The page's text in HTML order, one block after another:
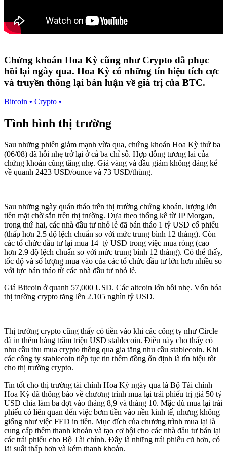
Chứng khoán Hoa Kỳ cũng như Crypto đã phục
hồi lại ngày qua. Hoa Kỳ có những tín hiệu tích cực
và truyền thông lại bàn luận về giá trị của BTC.
Bitcoin • Crypto •
Tình hình thị trường
Sau những phiên giảm mạnh vừa qua, chứng khoán Hoa Kỳ thứ ba
(06/08) đã hồi nhẹ trở lại ở cả ba chỉ số. Hợp đồng tương lai của
chứng khoán cũng tăng nhẹ. Giá vàng và dầu giảm không đáng kể
về quanh 2423 USD/ounce và 73 USD/thùng.
Sau những ngày quán tháo trên thị trường chứng khoán, lượng lớn
tiền mặt chờ sẵn trên thị trường. Dựa theo thống kê từ JP Morgan,
trong thứ hai, các nhà đầu tư nhỏ lẻ đã bán tháo 1 tỷ USD cổ phiếu
(thấp hơn 2.5 độ lệch chuẩn so với mức trung bình 12 tháng). Còn
các tổ chức đầu tư lại mua 14 tỷ USD trong việc mua ròng (cao
hơn 2.9 độ lệch chuẩn so với mức trung bình 12 tháng). Có thể thấy,
tốc độ và số lượng mua vào của các tổ chức đầu tư lớn hơn nhiều so
với lực bán tháo từ các nhà đầu tư nhỏ lẻ.
Giá Bitcoin ở quanh 57,000 USD. Các altcoin lớn hồi nhẹ. Vốn hóa
thị trường crypto tăng lên 2.105 nghìn tỷ USD.
Thị trường crypto cũng thấy có tiền vào khi các công ty như Circle
đã in thêm hàng trăm triệu USD stablecoin. Điều này cho thấy có
nhu cầu thu mua crypto thông qua gia tăng nhu cầu stablecoin. Khi
các công ty stablecoin tiếp tục tin thêm đồng ổn định là tín hiệu tốt
cho thị trường crypto.
Tin tốt cho thị trường tài chính Hoa Kỳ ngày qua là Bộ Tài chính
Hoa Kỳ đã thông báo về chương trình mua lại trái phiếu trị giá 50 tỷ
USD chia làm ba đợt vào tháng 8,9 và tháng 10. Mặc dù mua lại trái
phiếu có liên quan đến việc bơm tiền vào nền kinh tế, nhưng không
giống như việc FED in tiền. Mục đích của chương trình mua lại là
cung cấp thêm thanh khoản và tạo cơ hội cho các nhà đầu tư bán lại
các trái phiếu cho Bộ Tài chính. Đây là những trái phiếu cũ hơn, có
lãi suất thấp hơn và kém thanh khoản.